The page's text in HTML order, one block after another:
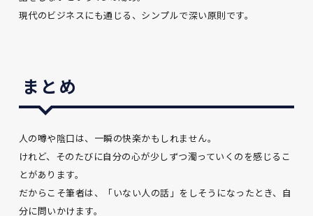
現代のビジネスにも通じる、シンプルで深い原則です。
まとめ
人の噂や陰口は、一瞬の快楽かもしれません。
けれど、そのたびに自分の心が少しずつ濁っていくのを感じるこ
とがあります。
だからこそ筆者は、「いない人の話」をしそうになったとき、自
分に問いかけます。